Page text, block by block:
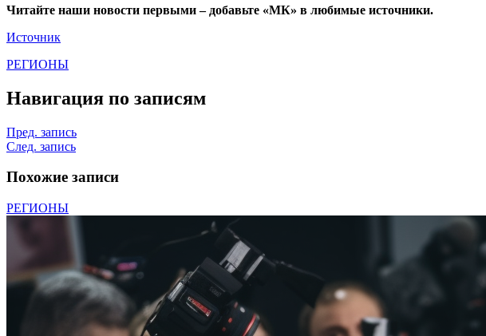
Читайте наши новости первыми – добавьте «МК» в любимые источники.
Источник
РЕГИОНЫ
Навигация по записям
Пред. запись
След. запись
Похожие записи
РЕГИОНЫ